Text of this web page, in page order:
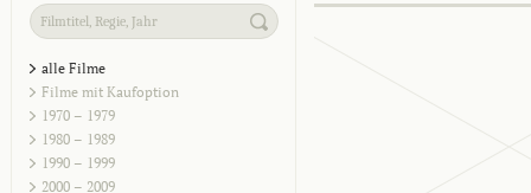
alle Filme
Filme mit Kaufoption
1970 – 1979
1980 – 1989
1990 – 1999
2000 – 2009